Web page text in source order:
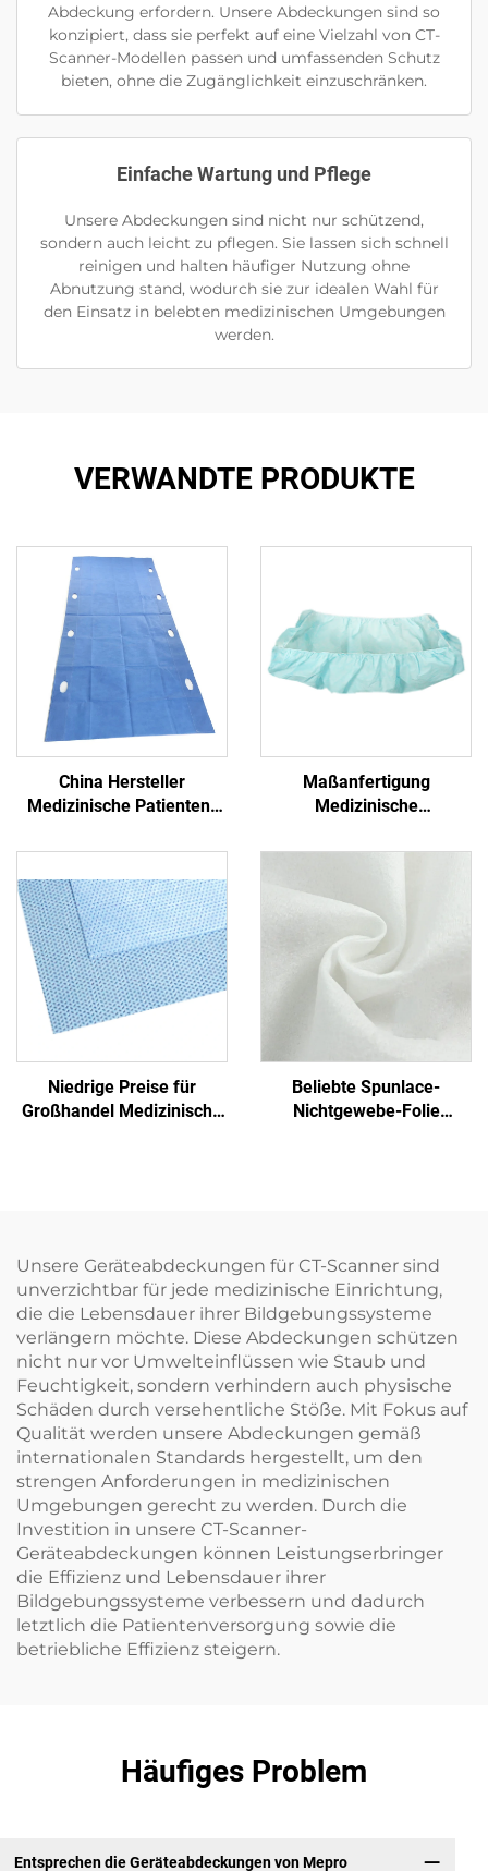
Abdeckung erfordern. Unsere Abdeckungen sind so
konzipiert, dass sie perfekt auf eine Vielzahl von CT-
Scanner-Modellen passen und umfassenden Schutz
bieten, ohne die Zugänglichkeit einzuschränken.
Einfache Wartung und Pflege
Unsere Abdeckungen sind nicht nur schützend,
sondern auch leicht zu pflegen. Sie lassen sich schnell
reinigen und halten häufiger Nutzung ohne
Abnutzung stand, wodurch sie zur idealen Wahl für
den Einsatz in belebten medizinischen Umgebungen
werden.
VERWANDTE PRODUKTE
China Hersteller
Medizinische Patienten-
Transfer-Blatt mit Griff
Maßanfertigung
Medizinische
PP+PE Einmalbetttücher
Einmalblaues
Krankenhaus
Einmalbetttuch
Niedrige Preise für
Großhandel Medizinische
Beliebte Spunlace-
Nichtgewebe-Folie
Unsere Geräteabdeckungen für CT-Scanner sind
unverzichtbar für jede medizinische Einrichtung,
die die Lebensdauer ihrer Bildgebungssysteme
verlängern möchte. Diese Abdeckungen schützen
nicht nur vor Umwelteinflüssen wie Staub und
Feuchtigkeit, sondern verhindern auch physische
Schäden durch versehentliche Stöße. Mit Fokus auf
Qualität werden unsere Abdeckungen gemäß
internationalen Standards hergestellt, um den
strengen Anforderungen in medizinischen
Umgebungen gerecht zu werden. Durch die
Investition in unsere CT-Scanner-
Geräteabdeckungen können Leistungserbringer
die Effizienz und Lebensdauer ihrer
Bildgebungssysteme verbessern und dadurch
letztlich die Patientenversorgung sowie die
betriebliche Effizienz steigern.
Häufiges Problem
Entsprechen die Geräteabdeckungen von Mepro